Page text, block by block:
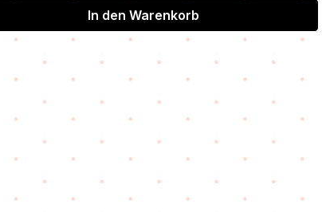
In den Warenkorb